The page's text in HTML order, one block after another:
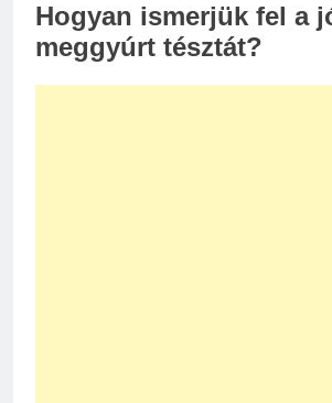
Hogyan ismerjük fel a
meggyúrt tésztát?